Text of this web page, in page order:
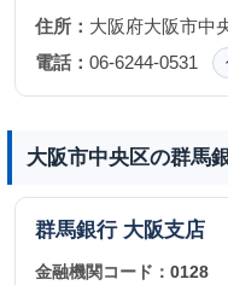
住所： 大阪府大阪市中
電話： 06-6244-0531
大阪市中央区の群馬
群馬銀行 大阪支店
金融機関コード： 0128